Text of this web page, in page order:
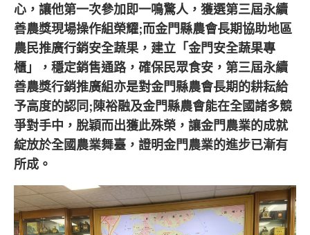
心，讓他第一次參加即一鳴驚人，獲選第三屆永續
善農獎現場操作組榮耀;而金門縣農會長期協助地區
農民推廣行銷安全蔬果，建立「金門安全蔬果專
櫃」，穩定銷售通路，確保民眾食安，第三屆永續
善農獎行銷推廣組亦是對金門縣農會長期的耕耘給
予高度的認同;陳裕融及金門縣農會能在全國諸多競
爭對手中，脫穎而出獲此殊榮，讓金門農業的成就
綻放於全國農業舞臺，證明金門農業的進步已漸有
所成。